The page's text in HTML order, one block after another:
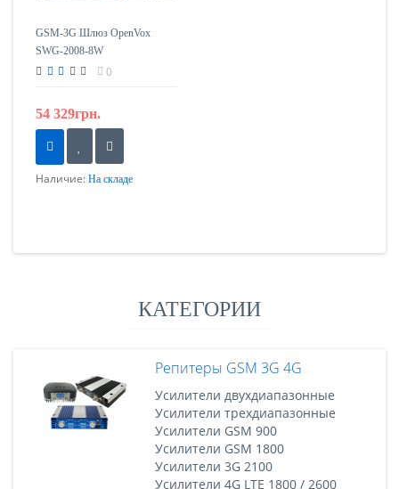
GSM-3G Шлюз OpenVox
SWG-2008-8W
0
54 329грн.
Наличие: На складе
КАТЕГОРИИ
Репитеры GSM 3G 4G
Усилители двухдиапазонные
Усилители трехдиапазонные
Усилители GSM 900
Усилители GSM 1800
Усилители 3G 2100
Усилители 4G LTE 1800 / 2600